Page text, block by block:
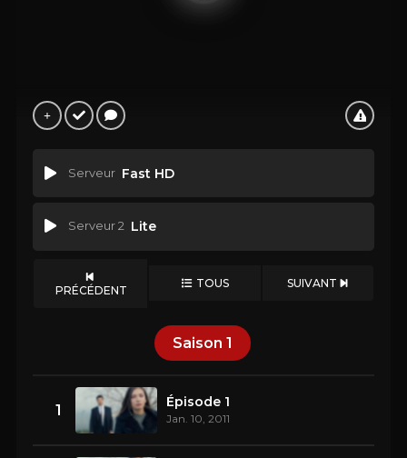
Serveur Fast HD
Serveur 2 Lite
PRÉCÉDENT TOUS SUIVANT
Saison 1
1 Épisode 1
Jan. 10, 2011